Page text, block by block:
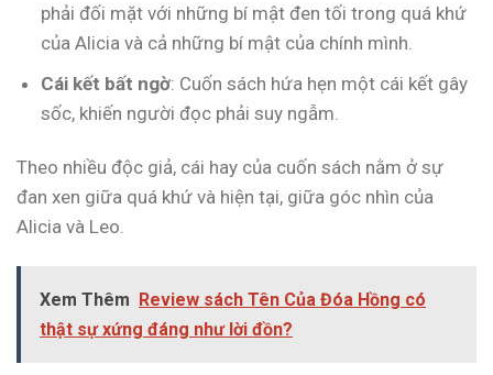
phải đối mặt với những bí mật đen tối trong quá khứ
của Alicia và cả những bí mật của chính mình.
Cái kết bất ngờ: Cuốn sách hứa hẹn một cái kết gây
sốc, khiến người đọc phải suy ngẫm.
Theo nhiều độc giả, cái hay của cuốn sách nằm ở sự
đan xen giữa quá khứ và hiện tại, giữa góc nhìn của
Alicia và Leo.
Xem Thêm Review sách Tên Của Đóa Hồng có
thật sự xứng đáng như lời đồn?